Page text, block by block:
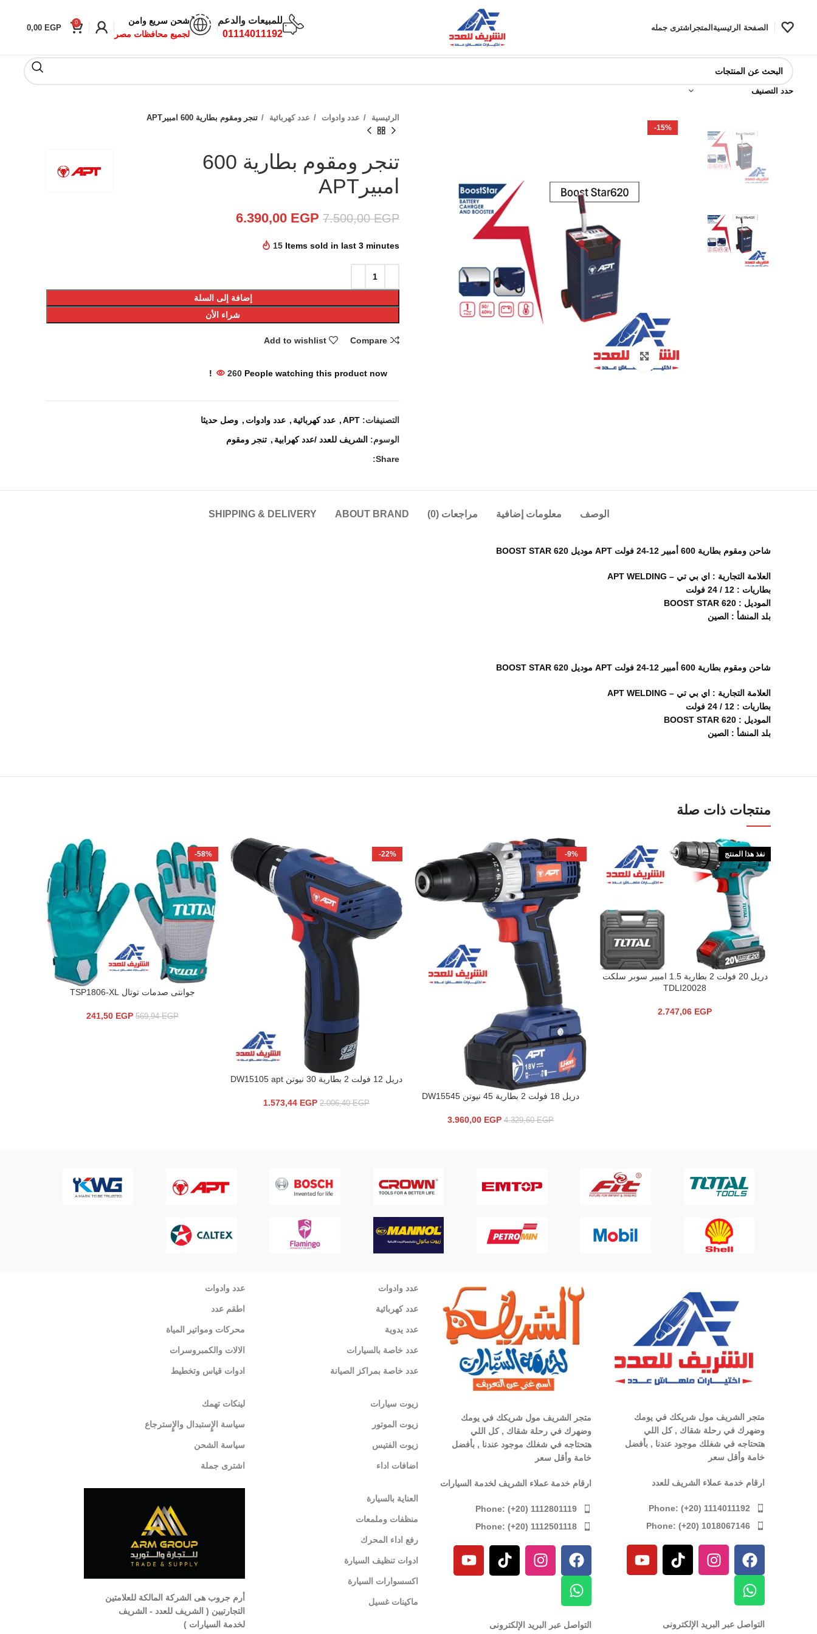
الصفحة الرئيسيةالمتجر اشترى جمله
للمبيعات والدعم
01114011192
شحن سريع وامن
لجميع محافظات مصر
0
0,00 EGP
حدد التصنيف
-15%
Click to enlarge
الرئيسية عدد وادوات عدد كهربائية تنجر ومقوم بطارية 600 امبيرAPT
تنجر ومقوم بطارية 600
امبيرAPT
7.500,00EGP
6.390,00 EGP
15 Items sold in last 3 minutes
إضافة إلى السلة
شراء الأن
Compare
Add to wishlist
260 People watching this product now!
التصنيفات: APT
, عدد كهربائية , عدد وادوات , وصل حديثا
الوسوم: الشريف للعدد /عدد كهرابية , تنجر ومقوم
Share:
الوصف معلومات إضافية مراجعات (0) ABOUT BRAND
SHIPPING & DELIVERY
شاحن ومقوم بطارية 600 أمبير 12-24 فولت APT موديل BOOST STAR 620
العلامة التجارية : اي بي تي – APT WELDING
بطاريات : 12 / 24 فولت
الموديل : BOOST STAR 620
بلد المنشأ : الصين
شاحن ومقوم بطارية 600 أمبير 12-24 فولت APT موديل BOOST STAR 620
العلامة التجارية : اي بي تي – APT WELDING
بطاريات : 12 / 24 فولت
الموديل : BOOST STAR 620
بلد المنشأ : الصين
منتجات ذات صلة
نفذ هذا المنتج
قراءة المزيد
دريل 20 فولت 2 بطارية 1.5 امبير سوبر سلكت
TDLI20028
2.747,06 EGP
-9%
إضافة إلى السلة
دريل 18 فولت 2 بطارية 45 نيوتن DW15545
4.329,60EGP
3.960,00 EGP
-22%
إضافة إلى السلة
دريل 12 فولت 2 بطارية 30 نيوتن DW15105 apt
2.006,40EGP
1.573,44 EGP
-58%
إضافة إلى السلة
جوانتى صدمات توتال TSP1806-XL
569,94EGP
241,50 EGP
متجر الشريف مول شريكك في يومك
وضهرك في رحلة شقاك , كل اللي
هتحتاجه في شغلك موجود عندنا , بأفضل
خامة وأقل سعر
ارقام خدمة عملاء الشريف للعدد
Phone: (+20) 1114011192
Phone: (+20) 1018067146
التواصل عبر البريد الإلكترونى
متجر الشريف مول شريكك في يومك
وضهرك في رحلة شقاك , كل اللي
هتحتاجه في شغلك موجود عندنا , بأفضل
خامة وأقل سعر
ارقام خدمة عملاء الشريف لخدمة السيارات
Phone: (+20) 1112801119
Phone: (+20) 1112501118
التواصل عبر البريد الإلكترونى
عدد وادوات
عدد كهربائية
عدد يدوية
عدد خاصة بالسيارات
عدد خاصة بمراكز الصيانة
زيوت سيارات
زيوت الموتور
زيوت الفتيس
اضافات اداء
العناية بالسيارة
منظفات وملمعات
رفع اداء المحرك
ادوات تنظيف السيارة
اكسسوارات السيارة
ماكينات غسيل
عدد وادوات
اطقم عدد
محركات ومواتير المياة
الالات والكمبروسرات
ادوات قياس وتخطيط
لينكات تهمك
سياسة الإٍستبدال والإٍسترجاع
سياسة الشحن
اشترى جملة
أرم جروب هى الشركة المالكة للعلامتين
التجارتيين ( الشريف للعدد - الشريف
لخدمة السيارات )